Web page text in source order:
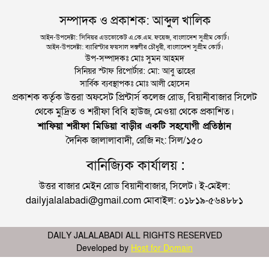
সম্পাদক ও প্রকাশক: আব্দুল খালিক
আইন-উপদেষ্টা: সিনিয়র এডভোকেট এ.কে.এম. ফয়েজ, বাংলাদেশ সুপ্রীম কোর্ট।
আইন-উপদেষ্টা: ব্যারিস্টার ফয়সাল দস্তগীর চৌধুরী, বাংলাদেশ সুপ্রীম কোর্ট।
উপ-সম্পাদকঃ মোঃ সুমন আহমদ
সিনিয়র স্টাফ রিপোর্টার: মো: আবু তাহের
সার্বিক ব্যবস্থাপকঃ মোঃ আলী হোসেন
প্রকাশক কর্তৃক উত্তরা অফসেট প্রিন্টার্স কলেজ রোড, বিয়ানীবাজার সিলেট
থেকে মুদ্রিত ও শরীফা বিবি হাউজ, মেওয়া থেকে প্রকাশিত।
শাফিয়া শরীফা মিডিয়া বাড়ীর একটি সহযোগী প্রতিষ্ঠান
দৈনিক জালালাবাদী, রেজি নং: সিল/১৫০
বানিজ্যিক কার্যালয় :
উত্তর বাজার মেইন রোড বিয়ানীবাজার, সিলেট। ই-মেইল:
dailyjalalabadi@gmail.com মোবাইল: ০১৮১৯-৫৬৪৮৮১
DAILY JALALABADI ALL RIGHTS RESERVED
Developed by Host for Domain